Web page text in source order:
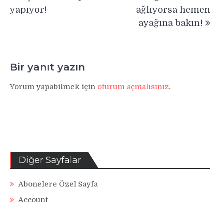
gezinmesi
yapıyor!
ağlıyorsa hemen
ayağına bakın!
Bir yanıt yazın
Yorum yapabilmek için oturum açmalısınız.
Diğer Sayfalar
Abonelere Özel Sayfa
Account